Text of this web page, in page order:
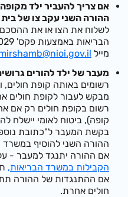
אם צריך להעביר ילד מקופה
ההורה השני עקב צו של בית
לשלוח את הצו או את ההסכם
מיילmirshamb@nioi.gov.il
,
מעבר של ילד להורים גרושים
רשומים באותה קופת חולים,
מבקש לעבור לקופת חולים
רשום בקופת חולים רק אם
קופה), ביטוח לאומי יישלח
בקשת המעבר ל"כתובת
ההורה השני להוסיף במשרד
אם ההורה יתנגד למעבר -
הקבילות במשרד הבריאות,תוך 45
אם ההתנגדות של ההורה
חולים אחרת.